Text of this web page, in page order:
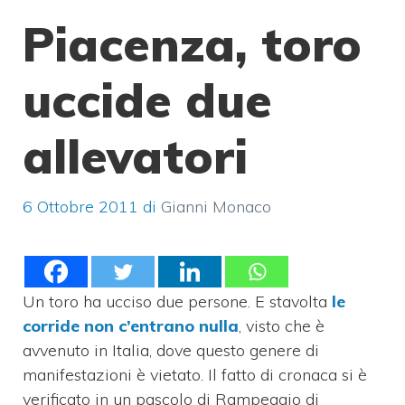
Piacenza, toro
uccide due
allevatori
6 Ottobre 2011 di Gianni Monaco
Un toro ha ucciso due persone. E stavolta le
corride non c’entrano nulla , visto che è
avvenuto in Italia, dove questo genere di
manifestazioni è vietato. Il fatto di cronaca si è
verificato in un pascolo di Rampeggio di